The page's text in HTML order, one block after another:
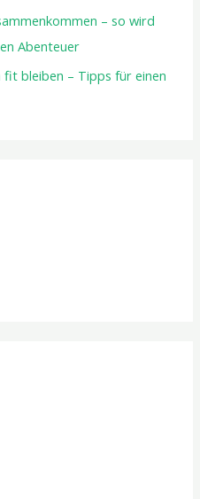
– so wird
Abenteuer
bleiben – Tipps für einen